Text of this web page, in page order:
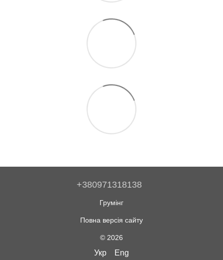
+380971318138
Грумінг
Повна версія сайту
© 2026
Укр Eng